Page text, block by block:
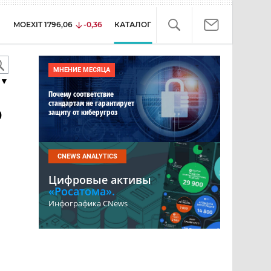
MOEXIT 1796,06 -0,36 КАТАЛОГ
МНЕНИЕ МЕСЯЦА
Почему соответствие
стандартам не гарантирует
защиту от киберугроз
CNEWS ANALYTICS
Цифровые активы
«Росатома».
Инфографика CNews